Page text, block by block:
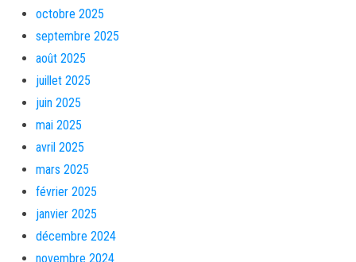
octobre 2025
septembre 2025
août 2025
juillet 2025
juin 2025
mai 2025
avril 2025
mars 2025
février 2025
janvier 2025
décembre 2024
novembre 2024